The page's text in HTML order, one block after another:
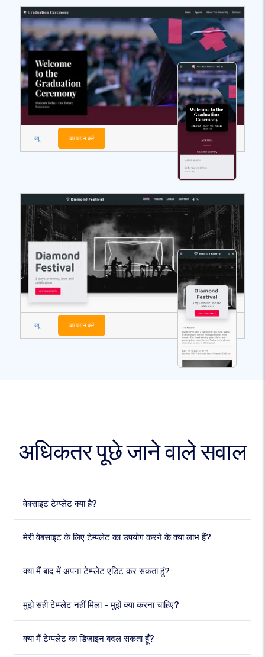
व्यू का चयन करें
व्यू का चयन करें
अधिकतर पूछे जाने वाले सवाल
वेबसाइट टेम्प्लेट क्या है?
मेरी वेबसाइट के लिए टेम्पलेट का उपयोग करने के क्या लाभ हैं?
क्या मैं बाद में अपना टेम्प्लेट एडिट कर सकता हूं?
मुझे सही टेम्प्लेट नहीं मिला - मुझे क्या करना चाहिए?
क्या मैं टेम्पलेट का डिज़ाइन बदल सकता हूँ?